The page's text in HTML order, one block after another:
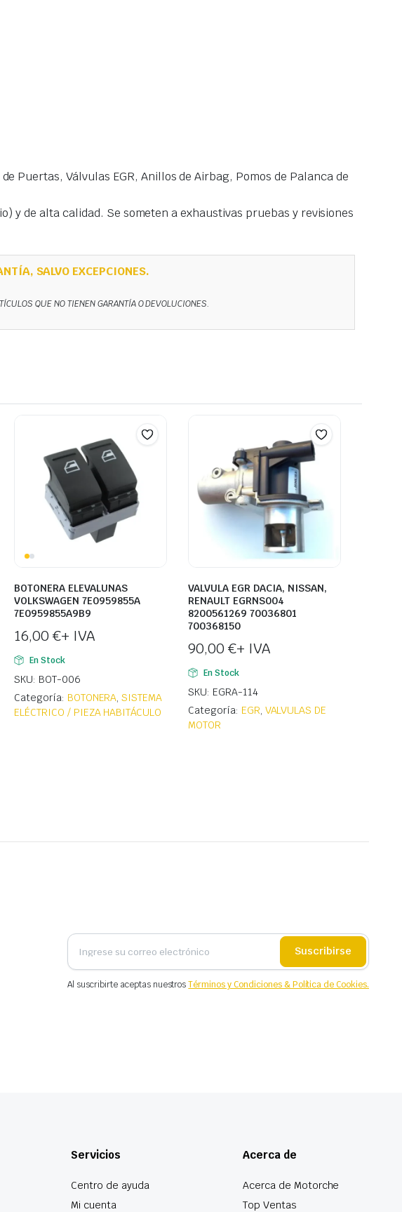
Puertas, Válvulas EGR, Anillos de Airbag, Pomos de Palanca de
y de alta calidad. Se someten a exhaustivas pruebas y revisiones
SALVO EXCEPCIONES.
QUE NO TIENEN GARANTÍA O DEVOLUCIONES.
BOTONERA ELEVALUNAS
VOLKSWAGEN 7E0959855A
7E0959855A9B9
16,00 €+ IVA
En Stock
SKU: BOT-006
Categoría: BOTONERA,SISTEMA
ELÉCTRICO / PIEZA HABITÁCULO
VALVULA EGR DACIA, NISSAN,
RENAULT EGRNS004
8200561269 70036801
700368150
90,00 €+ IVA
En Stock
SKU: EGRA-114
Categoría: EGR, VALVULAS DE
MOTOR
Suscribirse
Al suscribirte aceptas nuestrosTérminos y Condiciones & Política de Cookies.
Servicios
Centro de ayuda
Mi cuenta
Acerca de
Acerca de Motorche
Top Ventas